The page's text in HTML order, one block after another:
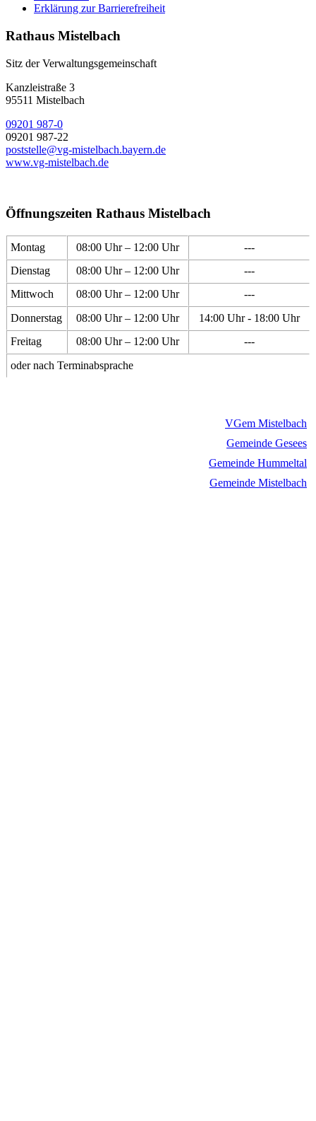
Erklärung zur Barrierefreiheit
Rathaus Mistelbach
Sitz der Verwaltungsgemeinschaft
Kanzleistraße 3
95511 Mistelbach
09201 987-0
09201 987-22
poststelle@vg-mistelbach.bayern.de
www.vg-mistelbach.de
Öffnungszeiten Rathaus Mistelbach
Montag 08:00 Uhr – 12:00 Uhr
---
Dienstag
08:00 Uhr – 12:00 Uhr
---
Mittwoch
08:00 Uhr – 12:00 Uhr
---
Donnerstag
08:00 Uhr – 12:00 Uhr
14:00 Uhr - 18:00 Uhr
Freitag
08:00 Uhr – 12:00 Uhr
---
oder nach Terminabsprache
VGem Mistelbach
Gemeinde Gesees
Gemeinde Hummeltal
Gemeinde Mistelbach